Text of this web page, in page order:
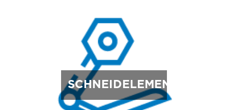
SCHNEIDELEMENTE